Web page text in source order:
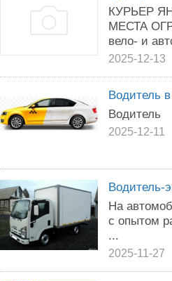
КУРЬЕР
МЕСТА
вело- и
2025-12-13
Водитель
Водитель
2025-12-11
Водитель-
На
с опытом
...
2025-11-27